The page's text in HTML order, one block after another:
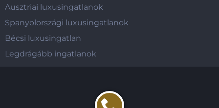
Ausztriai luxusingatlanok
Spanyolországi luxusingatlanok
Bécsi luxusingatlan
Legdrágább ingatlanok